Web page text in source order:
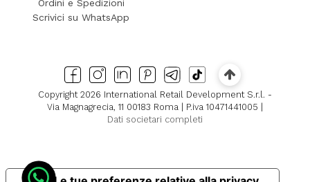
Ordini e Spedizioni
Scrivici su WhatsApp
Copyright 2026 International Retail Development S.r.l. -
Via Magnagrecia, 11 00183 Roma | P.iva 10471441005 |
Dati societari completi